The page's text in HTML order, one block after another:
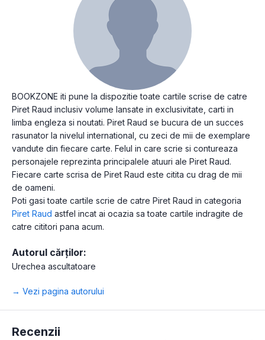
BOOKZONE iti pune la dispozitie toate cartile scrise de catre
Piret Raud inclusiv volume lansate in exclusivitate, carti in
limba engleza si noutati. Piret Raud se bucura de un succes
rasunator la nivelul international, cu zeci de mii de exemplare
vandute din fiecare carte. Felul in care scrie si contureaza
personajele reprezinta principalele atuuri ale Piret Raud.
Fiecare carte scrisa de Piret Raud este citita cu drag de mii
de oameni.
Poti gasi toate cartile scrie de catre Piret Raud in categoria
Piret Raud astfel incat ai ocazia sa toate cartile indragite de
catre cititori pana acum.
Autorul cărților:
Urechea ascultatoare
→ Vezi pagina autorului
Recenzii